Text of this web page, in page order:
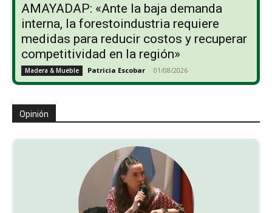
AMAYADAP: «Ante la baja demanda
interna, la forestoindustria requiere
medidas para reducir costos y recuperar
competitividad en la región»
Madera & Mueble Patricia Escobar - 01/08/2026
Opinión